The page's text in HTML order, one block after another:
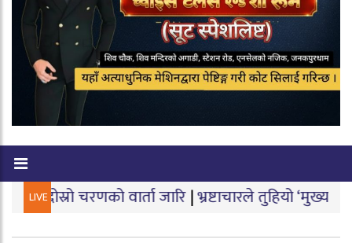
LIVEवार्ता जारि|भ्रष्टाचारले तुहियो ‘मुख्यमन्त्री बेटी